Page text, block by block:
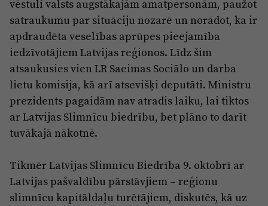
vēstuli valsts augstākajām amatpersonām, paužot
satraukumu par situāciju nozarē un norādot, ka ir
apdraudēta veselības aprūpes pieejamība
iedzīvotājiem Latvijas reģionos. Līdz šim
atsaukusies vien LR Saeimas Sociālo un darba
lietu komisija, kā arī atsevišķi deputāti. Ministru
prezidents pagaidām nav atradis laiku, lai tiktos
ar Latvijas Slimnīcu biedrību, bet plāno to darīt
tuvākajā nākotnē.
Tikmēr Latvijas Slimnīcu Biedrība 9. oktobrī ar
Latvijas pašvaldību pārstāvjiem – reģionu
slimnīcu kapitāldaļu turētājiem, diskutēs, kā uz